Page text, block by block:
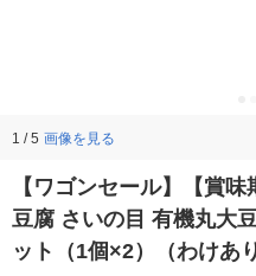
1 / 5 画像を見る
【ワゴンセール】【賞
豆腐 さいの目 有機丸大
ット（1個×2）（わけあ